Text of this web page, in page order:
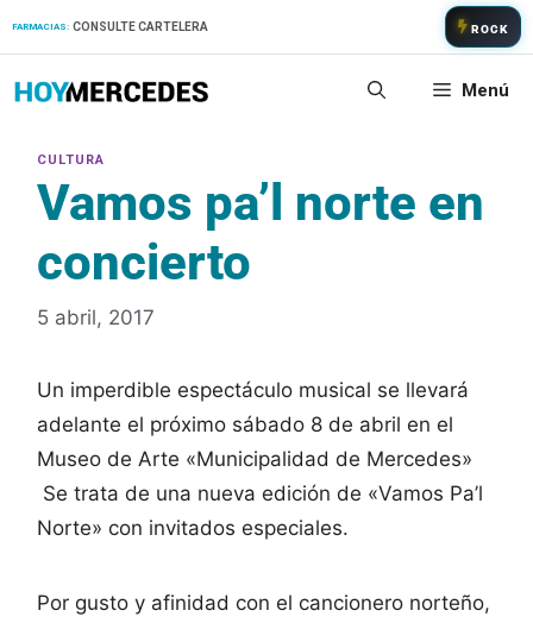
FARMACIAS: CONSULTE CARTELERA ROCK
Menú
Vamos pa’l norte en
concierto
5 abril, 2017
Un imperdible espectáculo musical se llevará
adelante el próximo sábado 8 de abril en el
Museo de Arte «Municipalidad de Mercedes»
Se trata de una nueva edición de «Vamos Pa’l
Norte» con invitados especiales.
Por gusto y afinidad con el cancionero norteño,